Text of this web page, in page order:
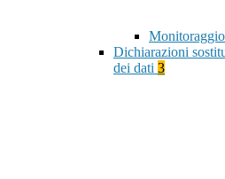
Dichiarazioni
dei dati 3